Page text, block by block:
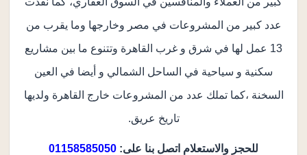
عدد كبير من المشروعات في مصر وخارجها وما يقرب من
13 عمل لها في شرق و غرب القاهرة وتتنوع ما بين مشاريع
سكنية و سياحية في الساحل الشمالي و أيضا في العين
السخنة ،كما تملك عدد من المشروعات خارج القاهرة ولديها
تاريخ عريق.
للحجز والاستعلام اتصل بنا على: 01158585050